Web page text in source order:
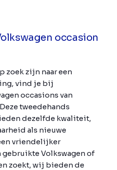
occasion
zoek zijn naar een
vind je bij
occasions van
tweedehands
dezelfde kwaliteit,
als nieuwe
vriendelijker
Volkswagen of
zoekt, wij bieden de